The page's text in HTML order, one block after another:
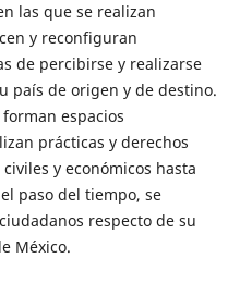
las que se realizan
y reconfiguran
de percibirse y realizarse
país de origen y de destino.
espacios
prácticas y derechos
y económicos hasta
paso del tiempo, se
respecto de su
México.